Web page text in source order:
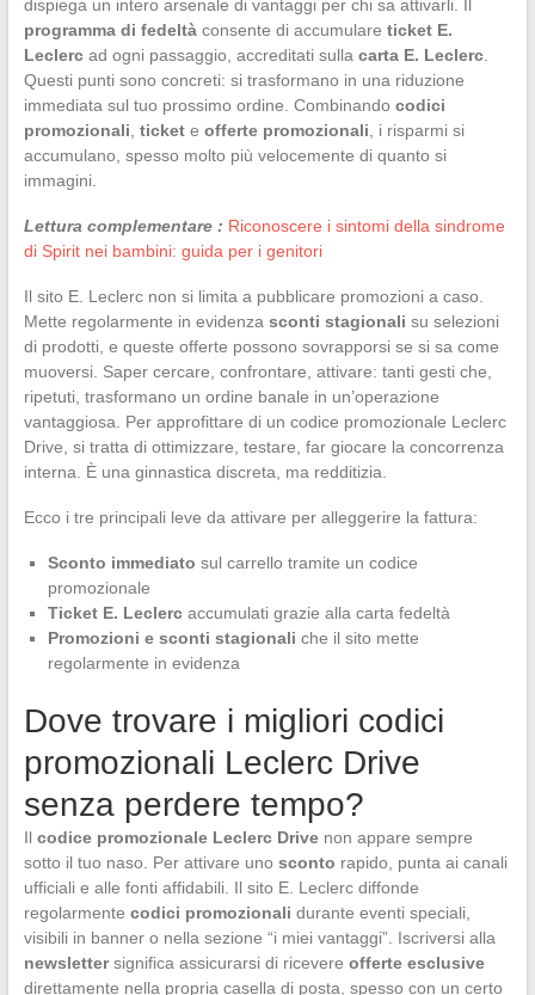
dispiega un intero arsenale di vantaggi per chi sa attivarli. Il
programma di fedeltàconsente di accumulare ticket E.
Leclercad ogni passaggio, accreditati sulla carta E. Leclerc.
Questi punti sono concreti: si trasformano in una riduzione
immediata sul tuo prossimo ordine. Combinando codici
promozionali tickete offerte promozionali , i risparmi si
accumulano, spesso molto più velocemente di quanto si
immagini.
Lettura complementare : Riconoscere i sintomi della sindrome
di Spirit nei bambini: guida per i genitori
Il sito E. Leclerc non si limita a pubblicare promozioni a caso.
Mette regolarmente in evidenza sconti stagionali su selezioni
di prodotti, e queste offerte possono sovrapporsi se si sa come
muoversi. Saper cercare, confrontare, attivare: tanti gesti che,
ripetuti, trasformano un ordine banale in un’operazione
vantaggiosa. Per approfittare di un codice promozionale Leclerc
Drive, si tratta di ottimizzare, testare, far giocare la concorrenza
interna. È una ginnastica discreta, ma redditizia.
Ecco i tre principali leve da attivare per alleggerire la fattura:
Sconto immediato sul carrello tramite un codice
promozionale
Ticket E. Leclercaccumulati grazie alla carta fedeltà
Promozioni e sconti stagionali che il sito mette
regolarmente in evidenza
Dove trovare i migliori codici
promozionali Leclerc Drive
senza perdere tempo?
Il codice promozionale Leclerc Drivenon appare sempre
sotto il tuo naso. Per attivare uno sconto rapido, punta ai canali
ufficiali e alle fonti affidabili. Il sito E. Leclerc diffonde
regolarmente codici promozionali durante eventi speciali,
visibili in banner o nella sezione “i miei vantaggi”. Iscriversi alla
newslettersignifica assicurarsi di ricevere offerte esclusive
direttamente nella propria casella di posta, spesso con un certo